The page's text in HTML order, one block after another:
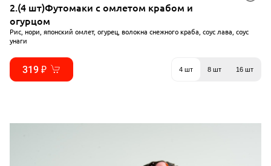
2.(4 шт)Футомаки с омлетом крабом и
огурцом
Рис, нори, японский омлет, огурец, волокна снежного краба, соус лава, соус
унаги
319 ₽ 4 шт 8 шт 16 шт